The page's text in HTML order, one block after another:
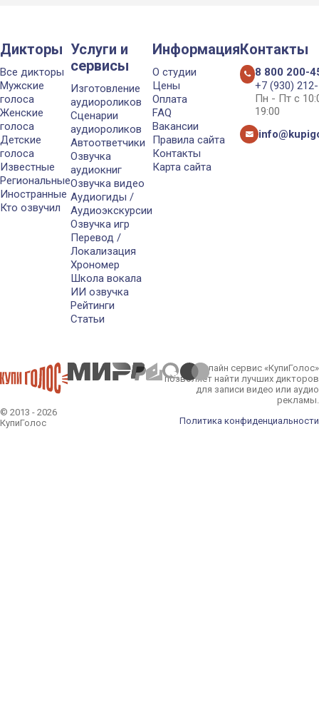
Дикторы
Все дикторы
Мужские
голоса
Женские
голоса
Детские
голоса
Известные
Региональные
Иностранные
Кто озвучил
Услуги и
сервисы
Изготовление
аудиороликов
Сценарии
аудиороликов
Автоответчики
Озвучка
аудиокниг
Озвучка видео
Аудиогиды /
Аудиоэкскурсии
Озвучка игр
Перевод /
Локализация
Хрономер
Школа вокала
ИИ озвучка
Рейтинги
Статьи
Информация
О студии
Цены
Оплата
FAQ
Вакансии
Правила сайта
Контакты
Карта сайта
Контакты
8 800 200-
+7 (930)
Пн - Пт с
19:00
© 2013 - 2026
КупиГолос
Онлайн сервис «КупиГолос»
позволяет найти лучших дикторов
для записи видео или аудио
рекламы.
Политика конфиденциальности